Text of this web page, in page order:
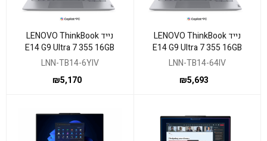
נייד LENOVO ThinkBook
E14 G9 Ultra 7 355 16GB
1TB WIN11P 3YOS
LNN-TB14-64IV
₪5,693
נייד LENOVO ThinkBook
E14 G9 Ultra 7 355 16GB
512NVME DOS 3YOS
LNN-TB14-6YIV
₪5,170